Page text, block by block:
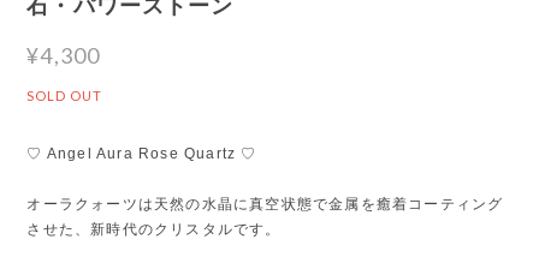
¥4,300
SOLD OUT
♡ Angel Aura Rose Quartz ♡
オーラクォーツは天然の水晶に真空状態で金属を癒着コーティング
させた、新時代のクリスタルです。